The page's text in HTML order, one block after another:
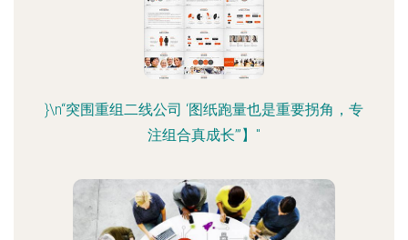
}\n“突围重组二线公司 ‘图纸跑量也是重要拐角，专
注组合真成长’”】"